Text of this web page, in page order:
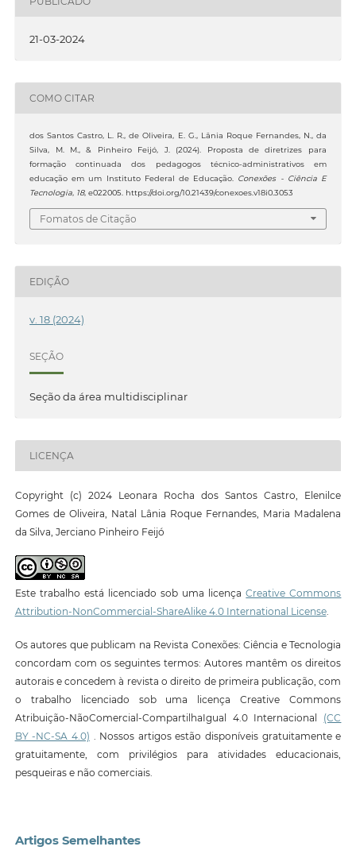
21-03-2024
COMO CITAR
dos Santos Castro, L. R., de Oliveira, E. G., Lânia Roque Fernandes, N., da
Silva, M. M., & Pinheiro Feijó, J. (2024). Proposta de diretrizes para
formação continuada dos pedagogos técnico-administrativos em
educação em um Instituto Federal de Educação. Conexões - Ciência E
Tecnologia, 18, e022005. https://doi.org/10.21439/conexoes.v18i0.3053
Fomatos de Citação
EDIÇÃO
v. 18 (2024)
SEÇÃO
Seção da área multidisciplinar
LICENÇA
Copyright (c) 2024 Leonara Rocha dos Santos Castro, Elenilce
Gomes de Oliveira, Natal Lânia Roque Fernandes, Maria Madalena
da Silva, Jerciano Pinheiro Feijó
Este trabalho está licenciado sob uma licençaCreative Commons
Attribution-NonCommercial-ShareAlike 4.0 International License.
Os autores que publicam na Revista Conexões: Ciência e Tecnologia
concordam com os seguintes termos: Autores mantêm os direitos
autorais e concedem à revista o direito de primeira publicação, com
o trabalho licenciado sob uma licença Creative Commons
Atribuição-NãoComercial-CompartilhaIgual 4.0 Internacional (CC
BY -NC-SA 4.0) . Nossos artigos estão disponíveis gratuitamente e
gratuitamente, com privilégios para atividades educacionais,
pesqueiras e não comerciais.
Artigos Semelhantes